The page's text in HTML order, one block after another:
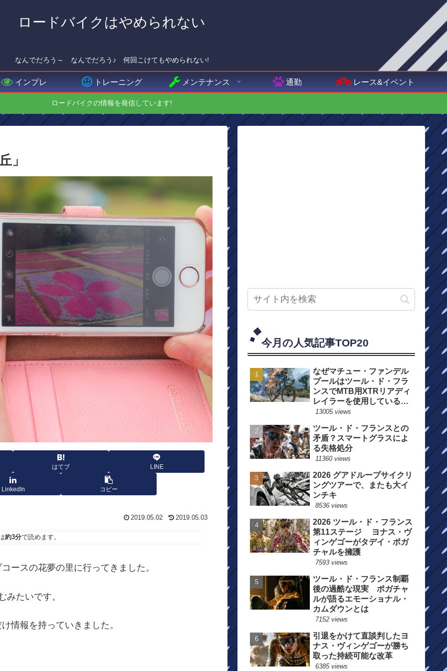
ロードバイクはやめられない
なんでだろう～ なんでだろう♪ 何回こけてもやめられない!
インプレ トレーニング メンテナンス 通勤 レース&イベント
ロードバイクの情報を発信しています!
」
はてブ LINE
LinkedIn コピー
2019.05.02 2019.05.03
約3分で読めます。
ースの花夢の里に行ってきました。
たいです。
情報を持っていきました。
今月の人気記事TOP20
なぜマチュー・ファンデル
プールはツール・ド・フラ
ンスでMTB用XTRリアディ
レイラーを使用しているの
か？
13005 views
ツール・ド・フランスとの
矛盾？スマートグラスによ
る失格処分
11360 views
2026 グアドループサイクリ
ングツアーで、またも大イ
ンチキ
8536 views
2026 ツール・ド・フランス
第11ステージ ヨナス・ヴ
ィンゲゴーがタデイ・ポガ
チャルを擁護
7593 views
ツール・ド・フランス制覇
後の過酷な現実 ポガチャ
ルが語るエモーショナル・
カムダウンとは
7152 views
引退をかけて直談判したヨ
ナス・ヴィンゲゴーが勝ち
取った持続可能な改革
6385 views